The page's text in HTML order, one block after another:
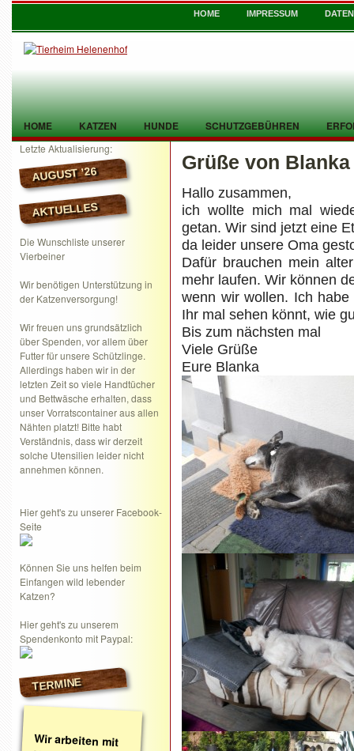
HOME IMPRESSUM
HOME KATZEN HUNDE SCHUTZGEBÜHREN
TIER GEFUNDEN KONTAKT
Letzte Aktualisierung:
AUGUST ’26
AKTUELLES
Die Wunschliste unserer
Vierbeiner
Wir benötigen Unterstützung in
der Katzenversorgung!
Wir freuen uns grundsätzlich
über Spenden, vor allem über
Futter für unsere Schützlinge.
Allerdings haben wir in der
letzten Zeit so viele Handtücher
und Bettwäsche erhalten, dass
unser Vorratscontainer aus allen
Nähten platzt! Bitte habt
Verständnis, dass wir derzeit
solche Utensilien leider nicht
annehmen können.
Hier geht's zu unserer Facebook-
Seite
Können Sie uns helfen beim
Einfangen wild lebender
Katzen?
Hier geht's zu unserem
Spendenkonto mit Paypal:
TERMINE
Wir arbeiten mit
Hundetrainer
David Weth von
canis intellectus
Grüße von Blanka
Hallo zusammen,
ich wollte mich mal
getan. Wir sind jetzt eine
da leider unsere Oma
Dafür brauchen mein
mehr laufen. Wir können
wenn wir wollen. Ich
Ihr mal sehen könnt, wie
Bis zum nächsten mal
Viele Grüße
Eure Blanka